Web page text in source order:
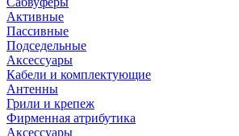
Активные
Пассивные
Подседельные
Аксессуары
Кабели и комплектующие
Антенны
Грили и крепеж
Фирменная атрибутика
Аксессуары